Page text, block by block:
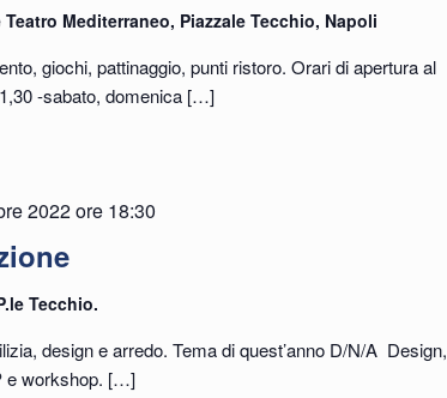
Mediterraneo, Piazzale Tecchio, Napoli
giochi, pattinaggio, punti ristoro. Orari di apertura al
-sabato, domenica[…]
2022 ore 18:30
Tecchio.
design e arredo. Tema di quest’anno D/N/A Design,
e workshop. […]